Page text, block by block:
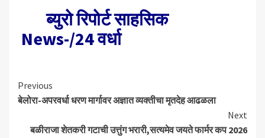
ब्युरो रिपोर्ट साहसिक
News-/24 वर्धा
Continue
Reading
Previous
बेलोरा-अपरवर्धा धरण मार्गावर अज्ञात व्यक्तीचा मृतदेह आढळला
Next
बळीराजा शेतकरी गटाची उत्तुंग भरारी,सत्यमेव जयते फार्मर कप 2026